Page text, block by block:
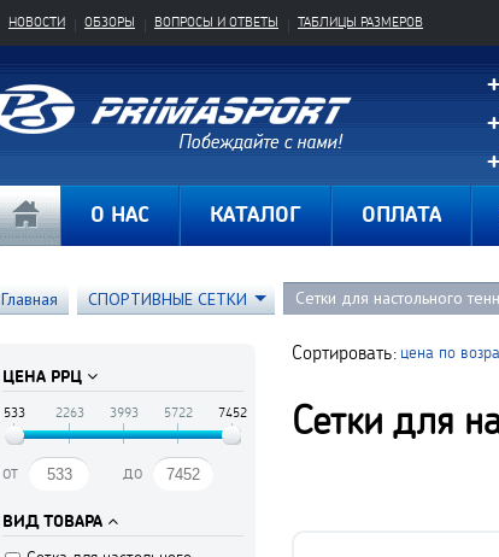
НОВОСТИ ОБЗОРЫ ВОПРОСЫ И ОТВЕТЫ ТАБЛИЦЫ РАЗМЕРОВ
О НАС КАТАЛОГ ОПЛАТА
Главная СПОРТИВНЫЕ СЕТКИ Сетки для настольного
ЦЕНА РРЦ
533 2263 3993 5722 7452
от до
ВИД ТОВАРА
Сортировать: цена по
Сетки для